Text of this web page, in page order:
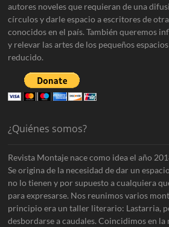
autores noveles que requieran de una
círculos y darle espacio a escritores de
conocidos en el país. También queremos
y relevar las artes de los pequeños
reducido.
¿Quiénes somos?
Revista Montaje nace como idea el año
Se origina de la necesidad de dar un
no lo tienen y por supuesto a cualquiera
para expresarse. Nos reunimos varios
principio era un taller literario: Lastarria,
desbordarse a caudales. Coincidimos en